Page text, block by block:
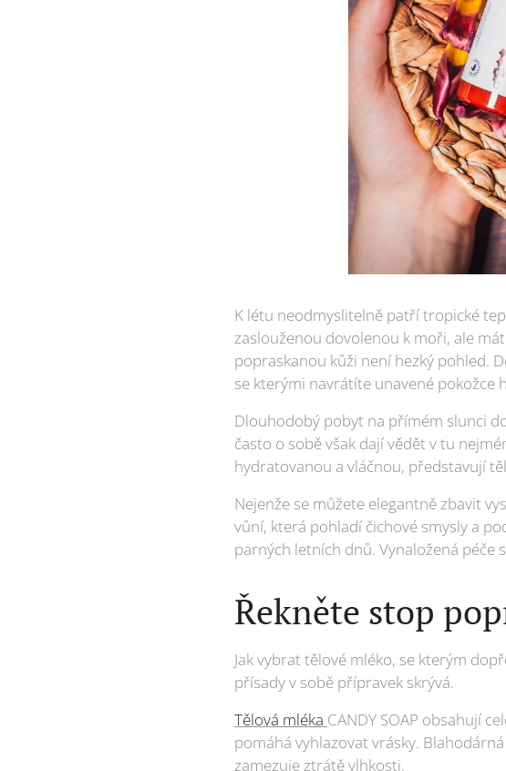
K létu neodmyslitelně patří tropické
zaslouženou dovolenou k moři, ale
popraskanou kůži není hezký pohled.
se kterými navrátíte unavené pokožce
Dlouhodobý pobyt na přímém slunci
často o sobě však dají vědět v tu
hydratovanou a vláčnou, představují
Nejenže se můžete elegantně zbavit
vůní, která pohladí čichové smysly a
parných letních dnů. Vynaložená péče
Řekněte stop
Jak vybrat tělové mléko, se kterým
přísady v sobě přípravek skrývá.
Tělová mléka CANDY SOAP obsahují
pomáhá vyhlazovat vrásky.
zamezuje ztrátě vlhkosti.